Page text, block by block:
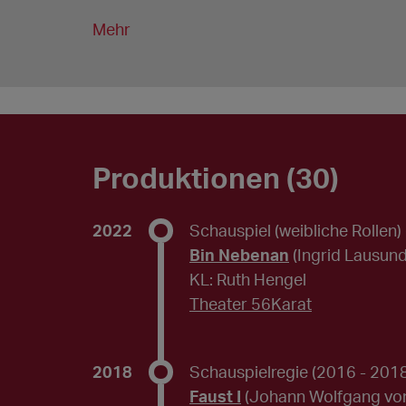
Mehr
Produktionen (30)
2022 Schauspiel (weibliche Rollen)
Bin Nebenan (Ingrid
KL: Ruth Hengel
Theater 56Karat
2018 Schauspielregie (2016 -
Faust I (Johann Wolfgang